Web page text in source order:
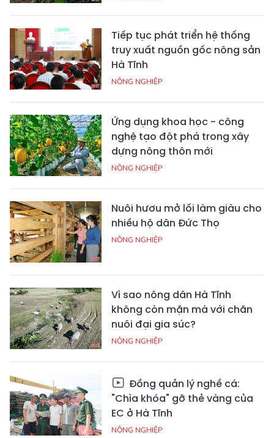
Tiếp tục phát triển hệ thống
truy xuất nguồn gốc nông sản
Hà Tĩnh
NÔNG NGHIỆP
Ứng dụng khoa học - công
nghệ tạo đột phá trong xây
dựng nông thôn mới
NÔNG NGHIỆP
Nuôi hươu mở lối làm giàu cho
nhiều hộ dân Đức Thọ
NÔNG NGHIỆP
Vì sao nông dân Hà Tĩnh
không còn mặn mà với chăn
nuôi đại gia súc?
NÔNG NGHIỆP
Đồng quản lý nghề cá:
"Chìa khóa" gỡ thẻ vàng của
EC ở Hà Tĩnh
NÔNG NGHIỆP